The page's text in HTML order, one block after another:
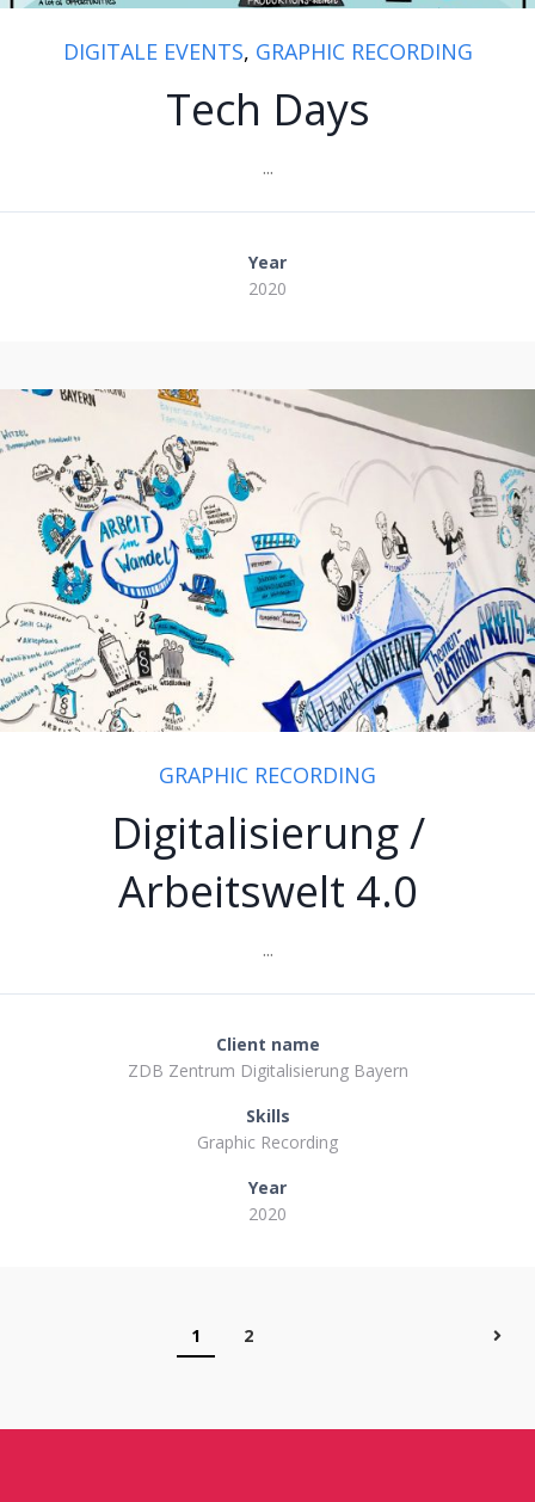
DIGITALE EVENTS, GRAPHIC RECORDING
Tech Days
...
Year
2020
GRAPHIC RECORDING
Digitalisierung /
Arbeitswelt 4.0
...
Client name
ZDB Zentrum Digitalisierung Bayern
Skills
Graphic Recording
Year
2020
1 2